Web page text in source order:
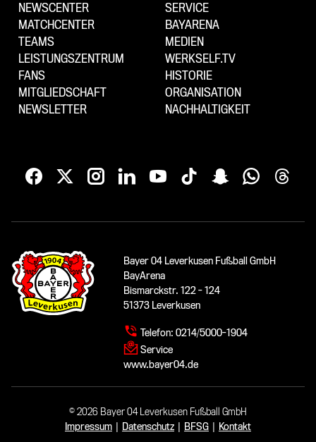
NEWSCENTER
MATCHCENTER
TEAMS
LEISTUNGSZENTRUM
FANS
MITGLIEDSCHAFT
NEWSLETTER
SERVICE
BAYARENA
MEDIEN
WERKSELF.TV
HISTORIE
ORGANISATION
NACHHALTIGKEIT
Bayer 04 Leverkusen Fußball GmbH
BayArena
Bismarckstr. 122 - 124
51373 Leverkusen
Telefon: 0214/5000-1904
Service
www.bayer04.de
© 2026 Bayer 04 Leverkusen Fußball GmbH
Impressum
Datenschutz BFSG Kontakt